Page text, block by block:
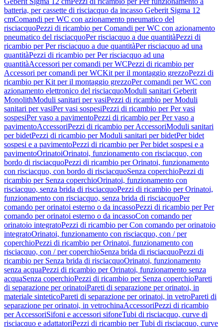
batteria, per cassette di risciacquo da incasso Geberit Sigma 12
cmComandi per WC con azionamento pneumatico del
risciacquoPezzi di ricambio per Comandi per WC con azionamento
pneumatico del risciacquoPer risciacquo a due quantitàPezzi di
ricambio per Per risciacquo a due quantitàPer risciacquo ad una
quantitàPezzi di ricambio per Per risciacquo ad una
quantitàAccessori per comandi per WCPezzi di ricambio per
Accessori per comandi per WCKit per il montaggio grezzoPezzi di
ricambio per Kit per il montaggio grezzoPer comandi per WC con
azionamento elettronico del risciacquoModuli sanitari Geberit
MonolithModuli sanitari per vasiPezzi di ricambio per Moduli
sanitari per vasiPer vasi sospesiPezzi di ricambio per Per vasi
sospesiPer vaso a pavimentoPezzi di ricambio per Per vaso a
pavimentoAccessoriPezzi di ricambio per AccessoriModuli sanitari
per bidetPezzi di ricambio per Moduli sanitari per bidetPer bidet
sospesi e a pavimentoPezzi di ricambio per Per bidet sospesi e a
pavimentoOrinatoiOrinatoi, funzionamento con risciacquo, con
bordo di risciacquoPezzi di ricambio per Orinatoi, funzionamento
con risciacquo, con bordo di risciacquoSenza coperchioPezzi di
ricambio per Senza coperchioOrinatoi, funzionamento con
risciacquo, senza brida di risciacquoPezzi di ricambio per Orinatoi,
funzionamento con risciacquo, senza brida di risciacquoPer
comando per orinatoi esterno o da incassoPezzi di ricambio per Per
comando per orinatoi esterno o da incassoCon comando per
orinatoio integratoPezzi di ricambio per Con comando per orinatoio
integratoOrinatoi, funzionamento con risciacquo, con / per
coperchioPezzi di ricambio per Orinatoi, funzionamento con
risciacquo, con / per coperchioSenza brida di risciacquoPezzi di
ricambio per Senza brida di risciacquoOrinatoi, funzionamento
senza acquaPezzi di ricambio per Orinatoi, funzionamento senza
acquaSenza coperchioPezzi di ricambio per Senza coperchioPareti
di separazione per orinatoiPareti di separazione per orinatoi, in
materiale sinteticoPareti di separazione per orinatoi, in vetroPareti di
separazione per orinatoi, in vetrochinaAccessoriPezzi di ricambio
per AccessoriSifoni e accessori sifoneTubi di risciacquo, curve di
risciacquo e adattatoriPezzi di ricambio per Tubi di risciacquo, curve